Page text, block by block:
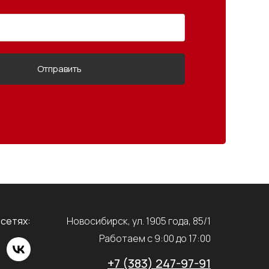
Отправить
Новосибирск, ул. 1905 года, 85/1
Работаем с 9:00 до 17:00
+7 (383) 247-97-91